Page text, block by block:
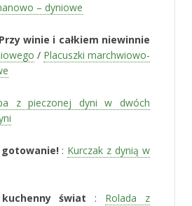
– dyniowe
winie i całkiem niewinnie
/ Placuszki marchwiowo-
z pieczonej dyni w dwóch
: Kurczak z dynią w
świat : Rolada z